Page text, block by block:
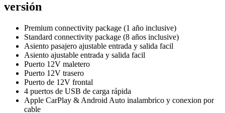
versión
Premium connectivity package (1 año inclusive)
Standard connectivity package (8 años inclusive)
Asiento pasajero ajustable entrada y salida facil
Asiento ajustable entrada y salida facil
Puerto 12V maletero
Puerto 12V trasero
Puerto de 12V frontal
4 puertos de USB de carga rápida
Apple CarPlay & Android Auto inalambrico y conexion por
cable